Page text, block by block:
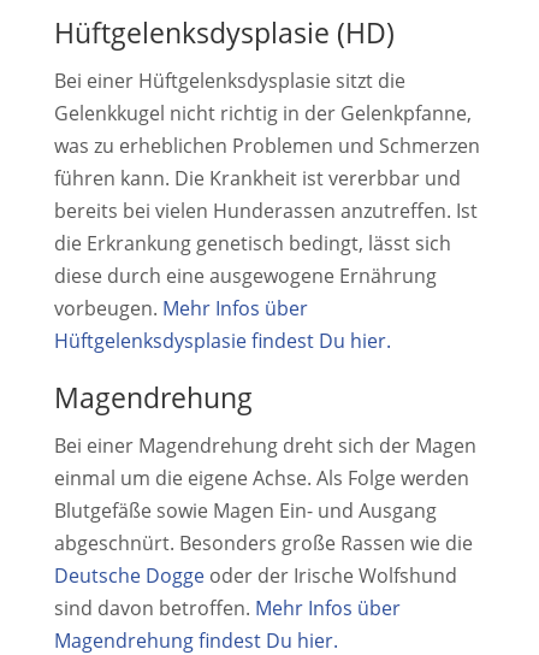
Hüftgelenksdysplasie (HD)
Bei einer Hüftgelenksdysplasie sitzt die
Gelenkkugel nicht richtig in der Gelenkpfanne,
was zu erheblichen Problemen und Schmerzen
führen kann. Die Krankheit ist vererbbar und
bereits bei vielen Hunderassen anzutreffen. Ist
die Erkrankung genetisch bedingt, lässt sich
diese durch eine ausgewogene Ernährung
vorbeugen. Mehr Infos über
Hüftgelenksdysplasiefindest Du hier.
Magendrehung
Bei einer Magendrehung dreht sich der Magen
einmal um die eigene Achse. Als Folge werden
Blutgefäße sowie Magen Ein- und Ausgang
abgeschnürt. Besonders große Rassen wie die
Deutsche Doggeoder der Irische Wolfshund
sind davon betroffen. Mehr Infos über
Magendrehung findest Du hier.